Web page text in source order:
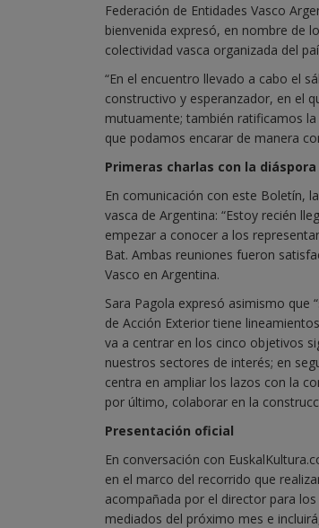
Federación de Entidades Vasco
bienvenida expresó, en nombre de
colectividad vasca organizada del
“En el encuentro llevado a cabo el
constructivo y esperanzador, en el
mutuamente; también ratificamos
que podamos encarar de manera
Primeras charlas con la
En comunicación con este Boletín,
vasca de Argentina: “Estoy recién
empezar a conocer a los
Bat. Ambas reuniones fueron
Vasco en Argentina.
Sara Pagola expresó asimismo que
de Acción Exterior tiene
va a centrar en los cinco objetivos
nuestros sectores de interés; en
centra en ampliar los lazos con la
por último, colaborar en la
Presentación oficial
En conversación con
en el marco del recorrido que
acompañada por el director para
mediados del próximo mes e